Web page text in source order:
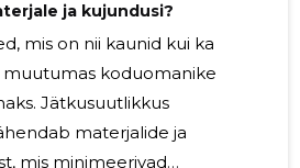
ja kujundusi?
mis on nii kaunid kui ka
koduomanike
Jätkusuutlikkus
materjalide ja
mis minimeerivad